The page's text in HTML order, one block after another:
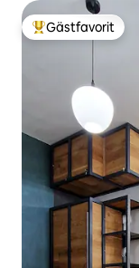
Populär gästfavorit
Gästfavorit